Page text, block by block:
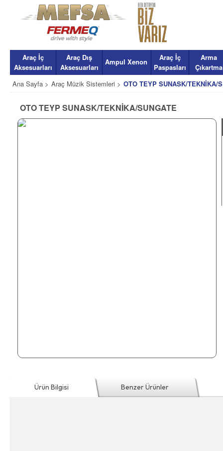
Araç İç
Aksesuarları
Araç Dış
Aksesuarları
Ampul Xenon
Araç İç
Paspasları
Arma
Çıkartma
Ana Sayfa > Araç Müzik Sistemleri > OTO TEYP SUNASK/TEKNİKA/
OTO TEYP SUNASK/TEKNİKA/SUNGATE
Ürün Bilgisi Benzer Ürünler